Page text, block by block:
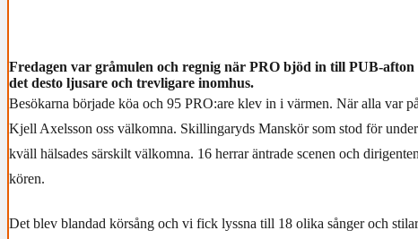
Fredagen var gråmulen och regnig när PRO bjöd in till PUB-
det desto ljusare och trevligare inomhus.
Besökarna började köa och 95 PRO:are klev in i värmen. När alla var
Kjell Axelsson oss välkomna. Skillingaryds Manskör som stod för
kväll hälsades särskilt välkomna. 16 herrar äntrade scenen och
kören.
Det blev blandad körsång och vi fick lyssna till 18 olika sånger och